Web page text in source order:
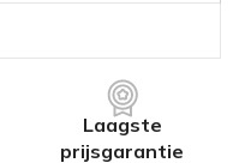
Laagste
prijsgarantie